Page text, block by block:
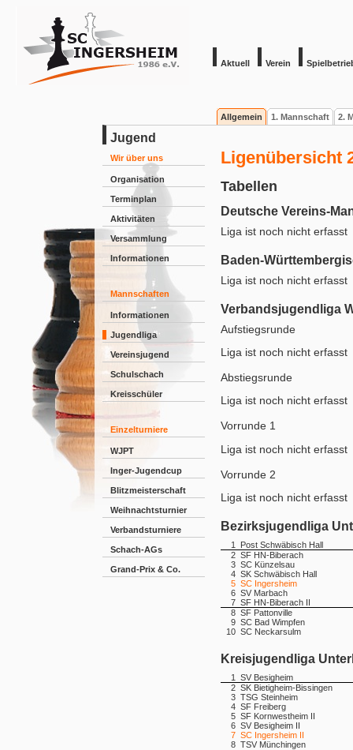
Aktuell Verein
Allgemein 1. Mannschaft 2.
Jugend
Wir über uns
Organisation
Terminplan
Aktivitäten
Versammlung
Informationen
Mannschaften
Informationen
Jugendliga
Vereinsjugend
Schulschach
Kreisschüler
Einzelturniere
WJPT
Inger-Jugendcup
Blitzmeisterschaft
Weihnachtsturnier
Verbandsturniere
Schach-AGs
Grand-Prix & Co.
Ligenübersicht
Tabellen
Deutsche Vereins-
Liga ist noch nicht erfasst
Baden-
Liga ist noch nicht erfasst
Verbandsjugendliga
Aufstiegsrunde
Liga ist noch nicht erfasst
Abstiegsrunde
Liga ist noch nicht erfasst
Vorrunde 1
Liga ist noch nicht erfasst
Vorrunde 2
Liga ist noch nicht erfasst
Bezirksjugendliga
1
Post Schwäbisch Hall
2 SF HN-Biberach
3 SC Künzelsau
4 SK Schwäbisch Hall
5 SC Ingersheim
6 SV Marbach
7 SF HN-Biberach II
8 SF Pattonville
9 SC Bad Wimpfen
10 SC Neckarsulm
Kreisjugendliga
1
SV Besigheim
2 SK Bietigheim-Bissingen
3 TSG Steinheim
4 SF Freiberg
5 SF Kornwestheim II
6 SV Besigheim II
7 SC Ingersheim II
8 TSV Münchingen